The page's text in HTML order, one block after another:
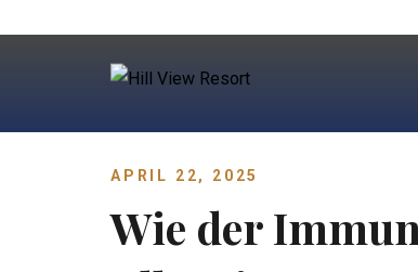
APRIL 22, 2025
Wie der